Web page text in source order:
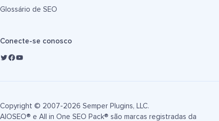
Glossário de SEO
Conecte-se conosco
Copyright © 2007-2026 Semper Plugins, LLC.
AIOSEO® e All in One SEO Pack® são marcas registradas da